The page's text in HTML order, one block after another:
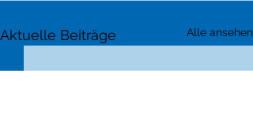
Aktuelle Beiträge Alle ansehen